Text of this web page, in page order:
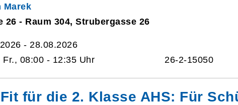
Marek
26 - Raum 304, Strubergasse 26
- 28.08.2026
08:00 - 12:35 Uhr
26-2-15050
für die 2. Klasse AHS: Für